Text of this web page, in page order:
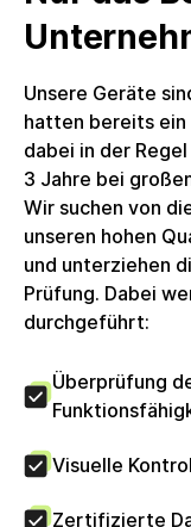
DE,
enthalten. Kein
Rechnung wird
Umsatzsteuer
zum
nutzt keine
Unsere Geräte
hatten bereits ein
dabei in der
3 Jahre bei
Wir suchen von
unseren hohen
und unterziehen
Prüfung. Dabei
durchgeführt:
Überprüfung
Visuelle
Zertifizierte